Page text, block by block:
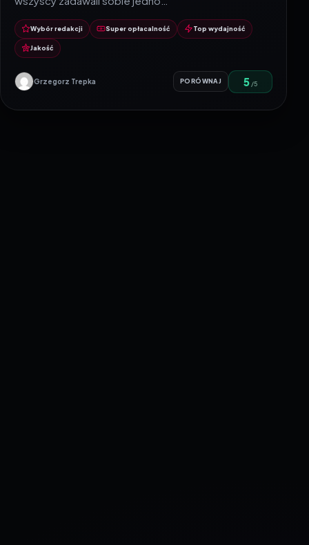
Wybór redakcji Super opłacalność Top wydajność
Jakość
Grzegorz Trepka PORÓWNAJ 5 /5